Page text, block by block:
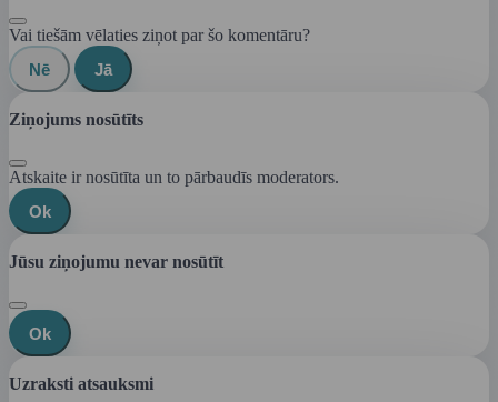
Vai tiešām vēlaties ziņot par šo komentāru?
Nē
Jā
Ziņojums nosūtīts
Atskaite ir nosūtīta un to pārbaudīs moderators.
Ok
Jūsu ziņojumu nevar nosūtīt
Ok
Uzraksti atsauksmi